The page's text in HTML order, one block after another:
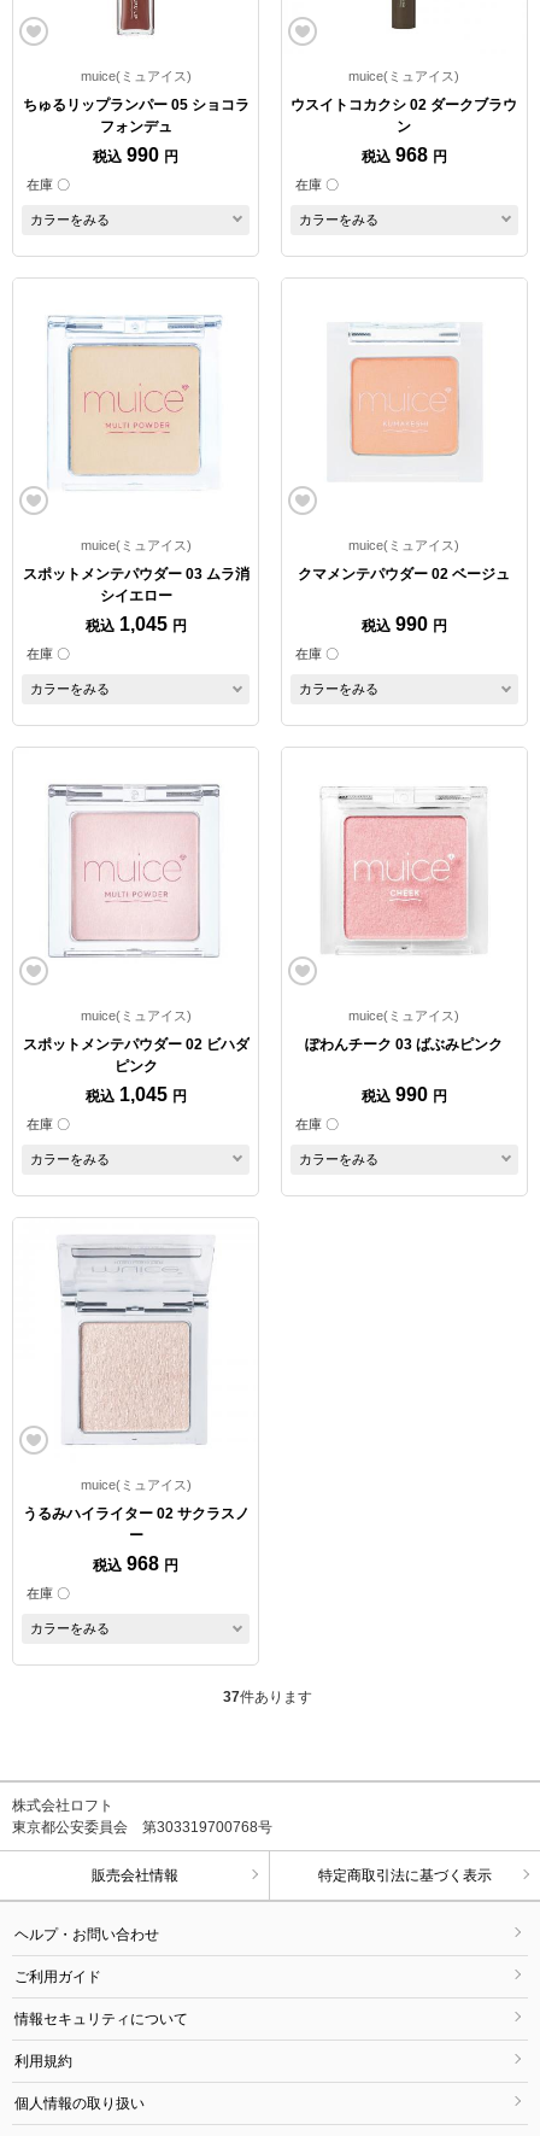
muice(ミュアイス)
ちゅるリップランパー 05 ショコラ
フォンデュ
税込 990 円
在庫 〇
カラーをみる
muice(ミュアイス)
ウスイトコカクシ 02 ダークブラウ
ン
税込 968 円
在庫 〇
カラーをみる
muice(ミュアイス)
スポットメンテパウダー 03 ムラ消
シイエロー
税込 1,045 円
在庫 〇
カラーをみる
muice(ミュアイス)
クマメンテパウダー 02 ベージュ
税込 990 円
在庫 〇
カラーをみる
muice(ミュアイス)
スポットメンテパウダー 02 ビハダ
ピンク
税込 1,045 円
在庫 〇
カラーをみる
muice(ミュアイス)
ぽわんチーク 03 ばぶみピンク
税込 990 円
在庫 〇
カラーをみる
muice(ミュアイス)
うるみハイライター 02 サクラスノ
ー
税込 968 円
在庫 〇
カラーをみる
37件あります
株式会社ロフト
東京都公安委員会 第303319700768号
販売会社情報 特定商取引法に基づく表示
ヘルプ・お問い合わせ
ご利用ガイド
情報セキュリティについて
利用規約
個人情報の取り扱い